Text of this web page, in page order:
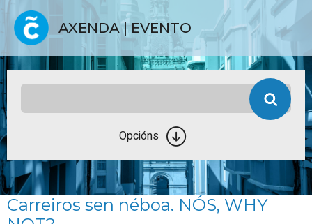
AXENDA | EVENTO
Opcións
Carreiros sen néboa. NÓS, WHY